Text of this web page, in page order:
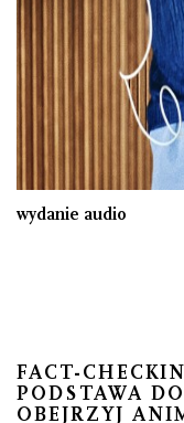
wydanie audio
FACT-
PODSTAWA
OBEJRZYJ